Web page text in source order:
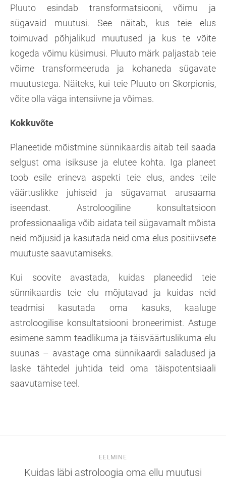
Pluuto esindab transformatsiooni, võimu ja
sügavaid muutusi. See näitab, kus teie elus
toimuvad põhjalikud muutused ja kus te võite
kogeda võimu küsimusi. Pluuto märk paljastab teie
võime transformeeruda ja kohaneda sügavate
muutustega. Näiteks, kui teie Pluuto on Skorpionis,
võite olla väga intensiivne ja võimas.
Kokkuvõte
Planeetide mõistmine sünnikaardis aitab teil saada
selgust oma isiksuse ja elutee kohta. Iga planeet
toob esile erineva aspekti teie elus, andes teile
väärtuslikke juhiseid ja sügavamat arusaama
iseendast. Astroloogiline konsultatsioon
professionaaliga võib aidata teil sügavamalt mõista
neid mõjusid ja kasutada neid oma elus positiivsete
muutuste saavutamiseks.
Kui soovite avastada, kuidas planeedid teie
sünnikaardis teie elu mõjutavad ja kuidas neid
teadmisi kasutada oma kasuks, kaaluge
astroloogilise konsultatsiooni broneerimist. Astuge
esimene samm teadlikuma ja täisväärtuslikuma elu
suunas – avastage oma sünnikaardi saladused ja
laske tähtedel juhtida teid oma täispotentsiaali
saavutamise teel.
EELMINE
Kuidas läbi astroloogia oma ellu muutusi